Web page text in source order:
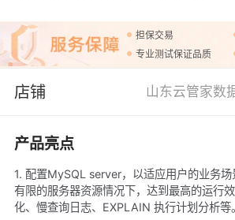
担保交易
专业测试保证品质
店铺 山东云管家数
产品亮点
1. 配置MySQL server，以适应用户的业务
有限的服务器资源情况下，达到最高的运行
化、慢查询日志、EXPLAIN 执行计划分析